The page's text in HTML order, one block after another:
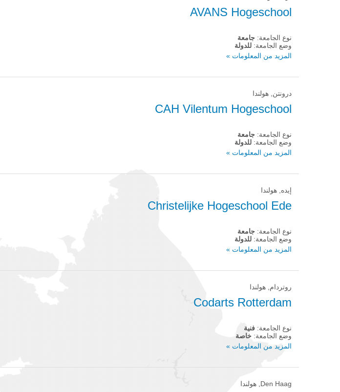
AVANS Hogeschool
نوع الجامعة: جامعة
وضع الجامعة: للدولة
المزيد من المعلومات »
درونتن, هولندا
CAH Vilentum Hogeschool
نوع الجامعة: جامعة
وضع الجامعة: للدولة
المزيد من المعلومات »
إيده, هولندا
Christelijke Hogeschool Ede
نوع الجامعة: جامعة
وضع الجامعة: للدولة
المزيد من المعلومات »
روتردام, هولندا
Codarts Rotterdam
نوع الجامعة: فنية
وضع الجامعة: خاصة
المزيد من المعلومات »
Den Haag, هولندا